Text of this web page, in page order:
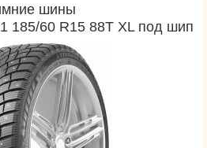
шины
185/60 R15 88T XL под шип